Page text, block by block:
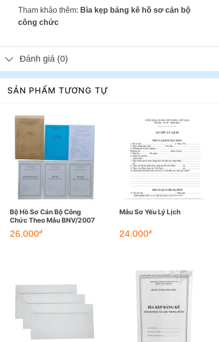
Tham khảo thêm: Bìa kẹp bảng kê hồ sơ cán bộ
công chức
Đánh giá (0)
SẢN PHẨM TƯƠNG TỰ
Bộ Hồ Sơ Cán Bộ Công
Chức Theo Mẫu BNV/2007
26.000đ
Mẫu Sơ Yếu Lý Lịch
24.000đ